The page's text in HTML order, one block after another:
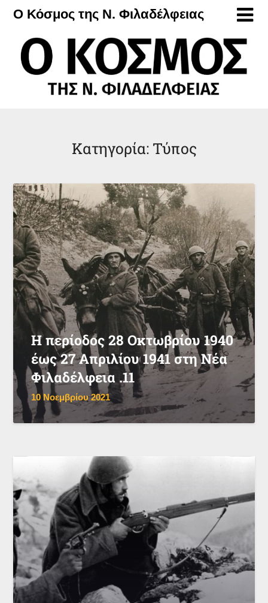
Μετάβαση
περιεχόμενο
Ο Κόσμος της Ν. Φιλαδέλφειας
Κατηγορία: Τύπος
Η περίοδος 28 Οκτωβρίου 1940
έως 27 Απριλίου 1941 στη Νέα
Φιλαδέλφεια .11
10 Νοεμβρίου 2021